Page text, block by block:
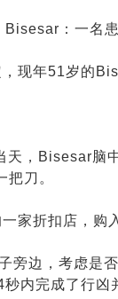
：一名
现年51岁的
天，Bisesar脑
刀。
家折扣店，购
旁边，考虑是
内完成了行凶